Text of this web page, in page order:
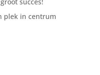
plek in centrum